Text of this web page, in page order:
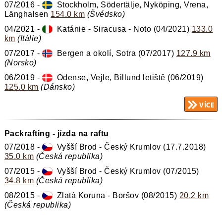
07/2016 -
Stockholm, Södertälje, Nyköping, Vrena,
Länghalsen 154.0 km (Švédsko)
04/2021 -
Katánie - Siracusa - Noto (04/2021) 133.0
km (Itálie)
07/2017 -
Bergen a okolí, Sotra (07/2017) 127.9 km
(Norsko)
06/2019 -
Odense, Vejle, Billund letiště (06/2019)
125.0 km (Dánsko)
Packrafting - jízda na raftu
07/2018 -
Vyšší Brod - Český Krumlov (17.7.2018)
35.0 km (Česká republika)
07/2015 -
Vyšší Brod - Český Krumlov (07/2015)
34.8 km (Česká republika)
08/2015 -
Zlatá Koruna - Boršov (08/2015) 20.2 km
(Česká republika)